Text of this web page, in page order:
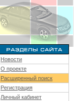
Новости
О проекте
Расширенный поиск
Регистрация
Личный кабинет